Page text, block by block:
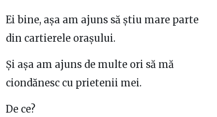
Ei bine, așa am ajuns să știu mare parte
din cartierele orașului.
Și așa am ajuns de multe ori să mă
ciondănesc cu prietenii mei.
De ce?